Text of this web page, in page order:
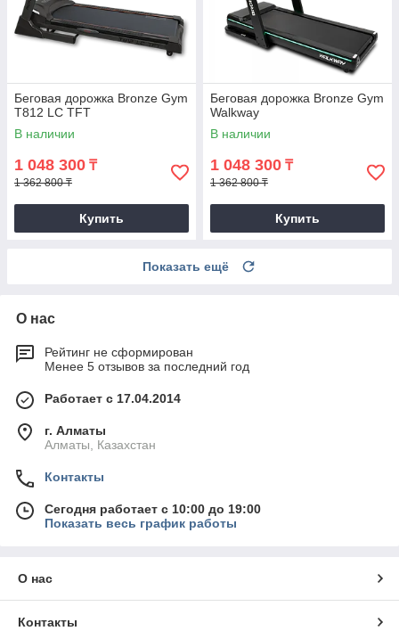
Беговая дорожка Bronze Gym
T812 LC TFT
В наличии
1 048 300 ₸
1 362 800 ₸
Купить
Беговая дорожка Bronze Gym
Walkway
В наличии
1 048 300 ₸
1 362 800 ₸
Купить
Показать ещё
О нас
Рейтинг не сформирован
Менее 5 отзывов за последний год
Работает с 17.04.2014
г. Алматы
Алматы, Казахстан
Контакты
Сегодня работает с 10:00 до 19:00
Показать весь график работы
О нас
Контакты